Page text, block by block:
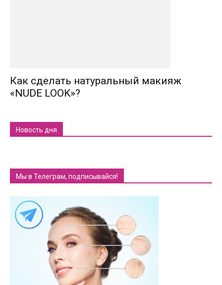
Как сделать натуральный макияж
«NUDE LOOK»?
Новость дня
Мы в Телеграм, подписывайся!